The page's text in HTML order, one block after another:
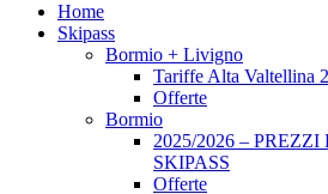
Home
Skipass
Bormio + Livigno
Tariffe Alta Valtellina
Offerte
Bormio
2025/2026 –
SKIPASS
Offerte